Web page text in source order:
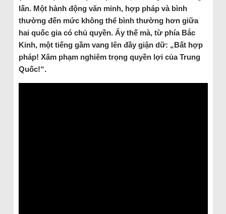
lấn. Một hành động văn minh, hợp pháp và bình
thường đến mức không thể bình thường hơn giữa
hai quốc gia có chủ quyền. Ấy thế mà, từ phía Bắc
Kinh, một tiếng gầm vang lên đầy giận dữ: „Bất hợp
pháp! Xâm phạm nghiêm trọng quyền lợi của Trung
Quốc!“.